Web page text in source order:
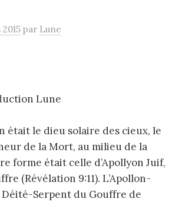
par Lune
Lune
était le dieu solaire des cieux, le
de la Mort, au milieu de la
forme était celle d’Apollyon Juif,
(Révélation 9:11). L’Apollon-
Serpent du Gouffre de